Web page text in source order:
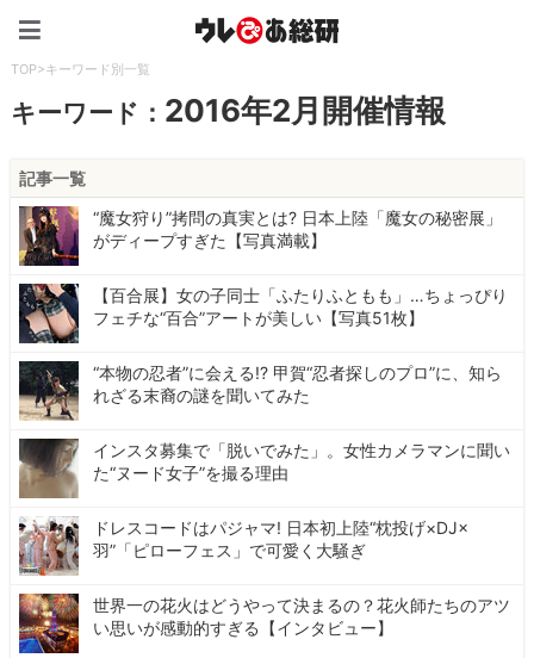
TOP>キーワード別一覧
キーワード： 2016年2月開催情報
記事一覧
“魔女狩り”拷問の真実とは? 日本上陸「魔女の秘密展」
がディープすぎた【写真満載】
【百合展】女の子同士「ふたりふともも」…ちょっぴり
フェチな“百合”アートが美しい【写真51枚】
“本物の忍者”に会える!? 甲賀“忍者探しのプロ”に、知ら
れざる末裔の謎を聞いてみた
インスタ募集で「脱いでみた」。女性カメラマンに聞い
た“ヌード女子”を撮る理由
ドレスコードはパジャマ! 日本初上陸“枕投げ×DJ×
羽”「ピローフェス」で可愛く大騒ぎ
世界一の花火はどうやって決まるの？花火師たちのアツ
い思いが感動的すぎる【インタビュー】